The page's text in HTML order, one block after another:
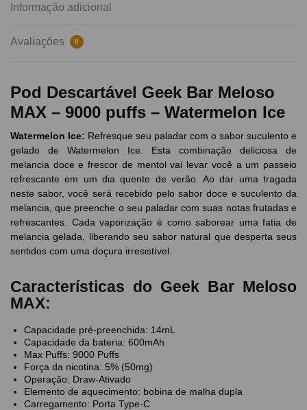
Informação adicional
Avaliações 0
Pod Descartável Geek Bar Meloso
MAX – 9000 puffs – Watermelon Ice
Watermelon Ice: Refresque seu paladar com o sabor suculento e
gelado de Watermelon Ice. Esta combinação deliciosa de
melancia doce e frescor de mentol vai levar você a um passeio
refrescante em um dia quente de verão. Ao dar uma tragada
neste sabor, você será recebido pelo sabor doce e suculento da
melancia, que preenche o seu paladar com suas notas frutadas e
refrescantes. Cada vaporização é como saborear uma fatia de
melancia gelada, liberando seu sabor natural que desperta seus
sentidos com uma doçura irresistível.
Características do Geek Bar Meloso
MAX:
Capacidade pré-preenchida: 14mL
Capacidade da bateria: 600mAh
Max Puffs: 9000 Puffs
Força da nicotina: 5% (50mg)
Operação: Draw-Ativado
Elemento de aquecimento: bobina de malha dupla
Carregamento: Porta Type-C